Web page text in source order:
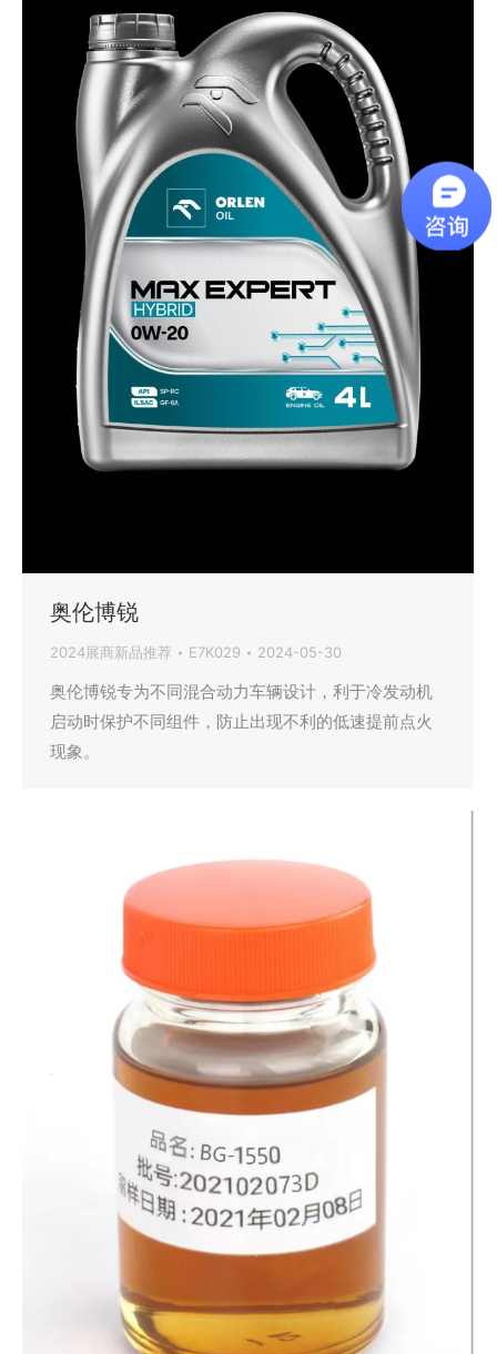
奥伦博锐
2024展商新品推荐 E7K029 2024-05-30
奥伦博锐专为不同混合动力车辆设计，利于冷发动机
启动时保护不同组件，防止出现不利的低速提前点火
现象。